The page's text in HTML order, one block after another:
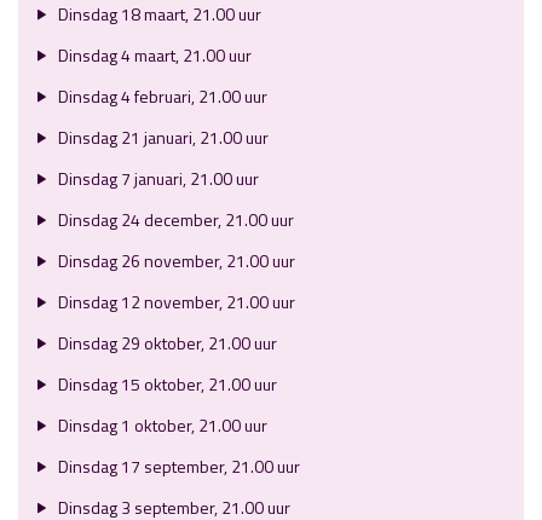
Dinsdag 18 maart, 21.00 uur
Dinsdag 4 maart, 21.00 uur
Dinsdag 4 februari, 21.00 uur
Dinsdag 21 januari, 21.00 uur
Dinsdag 7 januari, 21.00 uur
Dinsdag 24 december, 21.00 uur
Dinsdag 26 november, 21.00 uur
Dinsdag 12 november, 21.00 uur
Dinsdag 29 oktober, 21.00 uur
Dinsdag 15 oktober, 21.00 uur
Dinsdag 1 oktober, 21.00 uur
Dinsdag 17 september, 21.00 uur
Dinsdag 3 september, 21.00 uur